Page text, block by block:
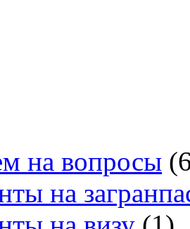
на вопросы
на